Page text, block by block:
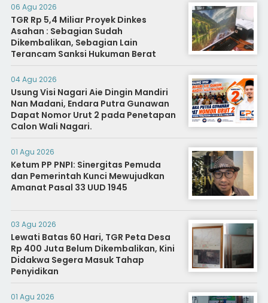
06 Agu 2026
TGR Rp 5,4 Miliar Proyek Dinkes
Asahan : Sebagian Sudah
Dikembalikan, Sebagian Lain
Terancam Sanksi Hukuman Berat
04 Agu 2026
Usung Visi Nagari Aie Dingin Mandiri
Nan Madani, Endara Putra Gunawan
Dapat Nomor Urut 2 pada Penetapan
Calon Wali Nagari.
01 Agu 2026
Ketum PP PNPI: Sinergitas Pemuda
dan Pemerintah Kunci Mewujudkan
Amanat Pasal 33 UUD 1945
03 Agu 2026
Lewati Batas 60 Hari, TGR Peta Desa
Rp 400 Juta Belum Dikembalikan, Kini
Didakwa Segera Masuk Tahap
Penyidikan
01 Agu 2026